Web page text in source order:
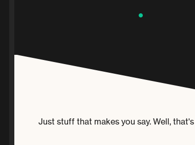
Just stuff that makes you say. Well,